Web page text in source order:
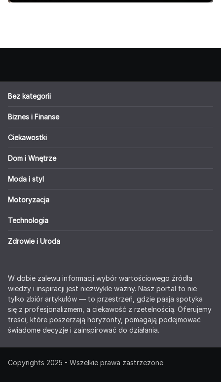
Bez kategorii
Biznes i Finanse
Ciekawostki
Dom i Wnętrze
Moda i styl
Motoryzacja
Technologia
Zdrowie i Uroda
W dobie zalewu informacji wybór wartościowego źródła
wiedzy i inspiracji jest niezwykle ważny. Nasz portal to nie
tylko zbiór artykułów — to przestrzeń, gdzie pasja spotyka
się z profesjonalizmem, a ciekawość z rzetelnością. Oferujemy
treści, które poszerzają horyzonty, pomagają podejmować
świadome decyzje i zainspirować do działania.
Copyrights 2025 - Wszelkie prawa zastrzeżone